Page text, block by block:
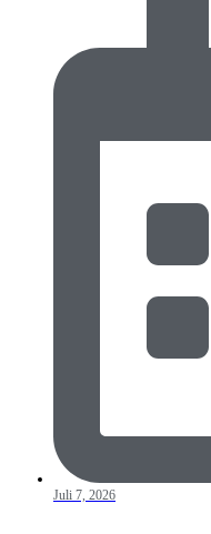
Juli 7, 2026